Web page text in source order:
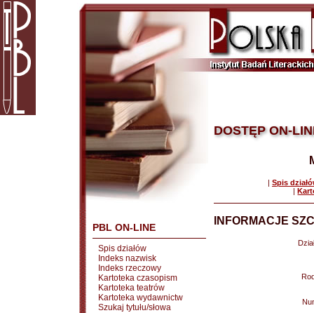
PBL ON-LINE
Spis działów
Indeks nazwisk
Indeks rzeczowy
Kartoteka czasopism
Kartoteka teatrów
Kartoteka wydawnictw
Szukaj tytułu/słowa
DOSTĘP ON-
| Spis
|
INFORMACJE